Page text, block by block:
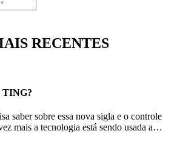
RECENTES
TING?
saber sobre essa nova sigla e o controle
mais a tecnologia está sendo usada a…